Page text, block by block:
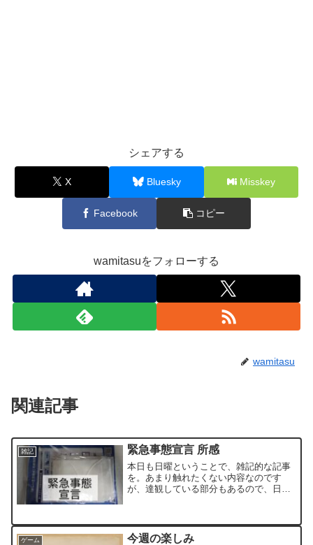
シェアする
X Bluesky Misskey
Facebook コピー
wamitasuをフォローする
wamitasu
関連記事
雑記 緊急事態宣言 所感
本日も日曜ということで、雑記的な記事
を。あまり触れたくない内容なのです
が、達観している部分もあるので、日記
本日(4/25)より緊急事態宣言が発令され、
5/11(火)...
ゲーム 今週の楽しみ